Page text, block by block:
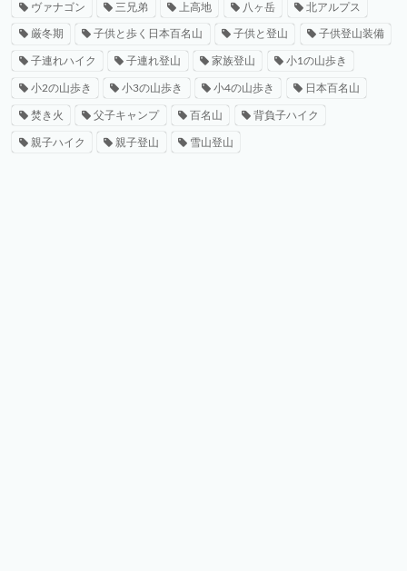
ヴァナゴン 三兄弟 上高地 八ヶ岳 北アルプス
厳冬期 子供と歩く日本百名山 子供と登山 子供登山装備
子連れハイク 子連れ登山 家族登山 小1の山歩き
小2の山歩き 小3の山歩き 小4の山歩き 日本百名山
焚き火 父子キャンプ 百名山 背負子ハイク
親子ハイク 親子登山 雪山登山